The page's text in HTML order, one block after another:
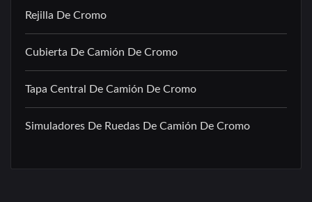
Rejilla De Cromo
Cubierta De Camión De Cromo
Tapa Central De Camión De Cromo
Simuladores De Ruedas De Camión De Cromo